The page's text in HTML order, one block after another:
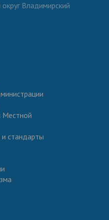
Владимирский
Местной
стандарты